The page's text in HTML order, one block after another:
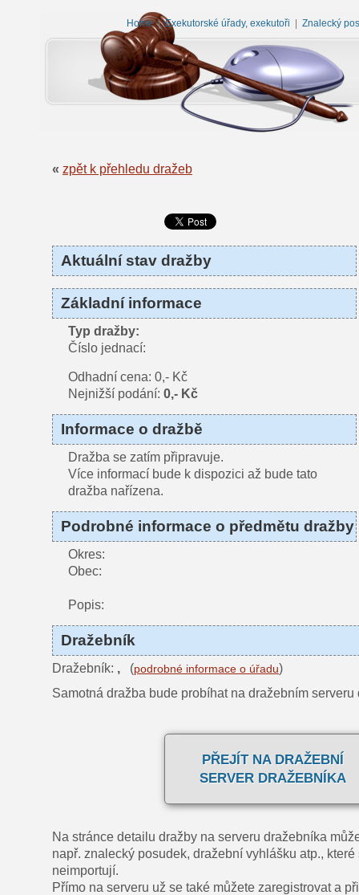
Home|Exekutorské úřady, exekutoři Znalecký
« zpět k přehledu dražeb
Aktuální stav dražby
Základní informace
Typ dražby:
Číslo jednací:
Odhadní cena: 0,- Kč
Nejnižší podání: 0,- Kč
Informace o dražbě
Dražba se zatím připravuje.
Více informací bude k dispozici až bude tato
dražba nařízena.
Podrobné informace o předmětu dražby
Okres:
Obec:
Popis:
Dražebník
Dražebník: , (podrobné informace o úřadu)
Samotná dražba bude probíhat na dražebním
PŘEJÍT NA DRAŽEBNÍ
SERVER DRAŽEBNÍKA
Na stránce detailu dražby na serveru dražebníka
např. znalecký posudek, dražební vyhlášku atp.,
neimportují.
Přímo na serveru už se také můžete zaregistrovat a